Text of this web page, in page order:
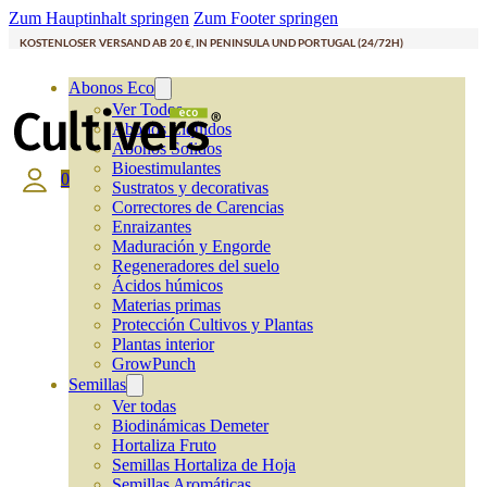
Zum Hauptinhalt springen Zum Footer springen
KOSTENLOSER VERSAND AB 20 €, IN PENINSULA UND PORTUGAL (24/72H)
Abonos Eco
Ver Todos
Abonos Líquidos
Abonos Solidos
Bioestimulantes
Sustratos y decorativas
Correctores de Carencias
Enraizantes
Maduración y Engorde
Regeneradores del suelo
Ácidos húmicos
Materias primas
Protección Cultivos y Plantas
Plantas interior
GrowPunch
Semillas
Ver todas
Biodinámicas Demeter
Hortaliza Fruto
Semillas Hortaliza de Hoja
0